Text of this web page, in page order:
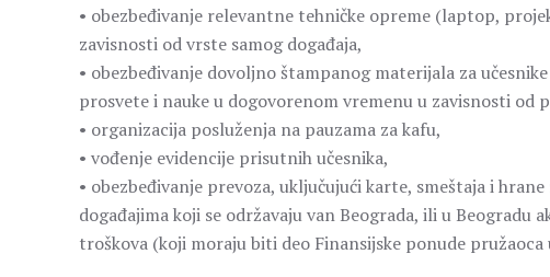
• obezbeđivanje relevantne tehničke opreme (laptop,
zavisnosti od vrste samog događaja,
• obezbeđivanje dovoljno štampanog materijala za
prosvete i nauke u dogovorenom vremenu u zavisnosti od
• organizacija posluženja na pauzama za kafu,
• vođenje evidencije prisutnih učesnika,
• obezbeđivanje prevoza, uključujući karte, smeštaja i
događajima koji se održavaju van Beograda, ili u Beogradu
troškova (koji moraju biti deo Finansijske ponude